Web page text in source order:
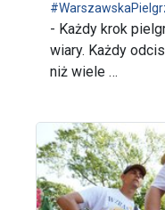
- Każdy krok
wiary. Każdy
niż wiele …